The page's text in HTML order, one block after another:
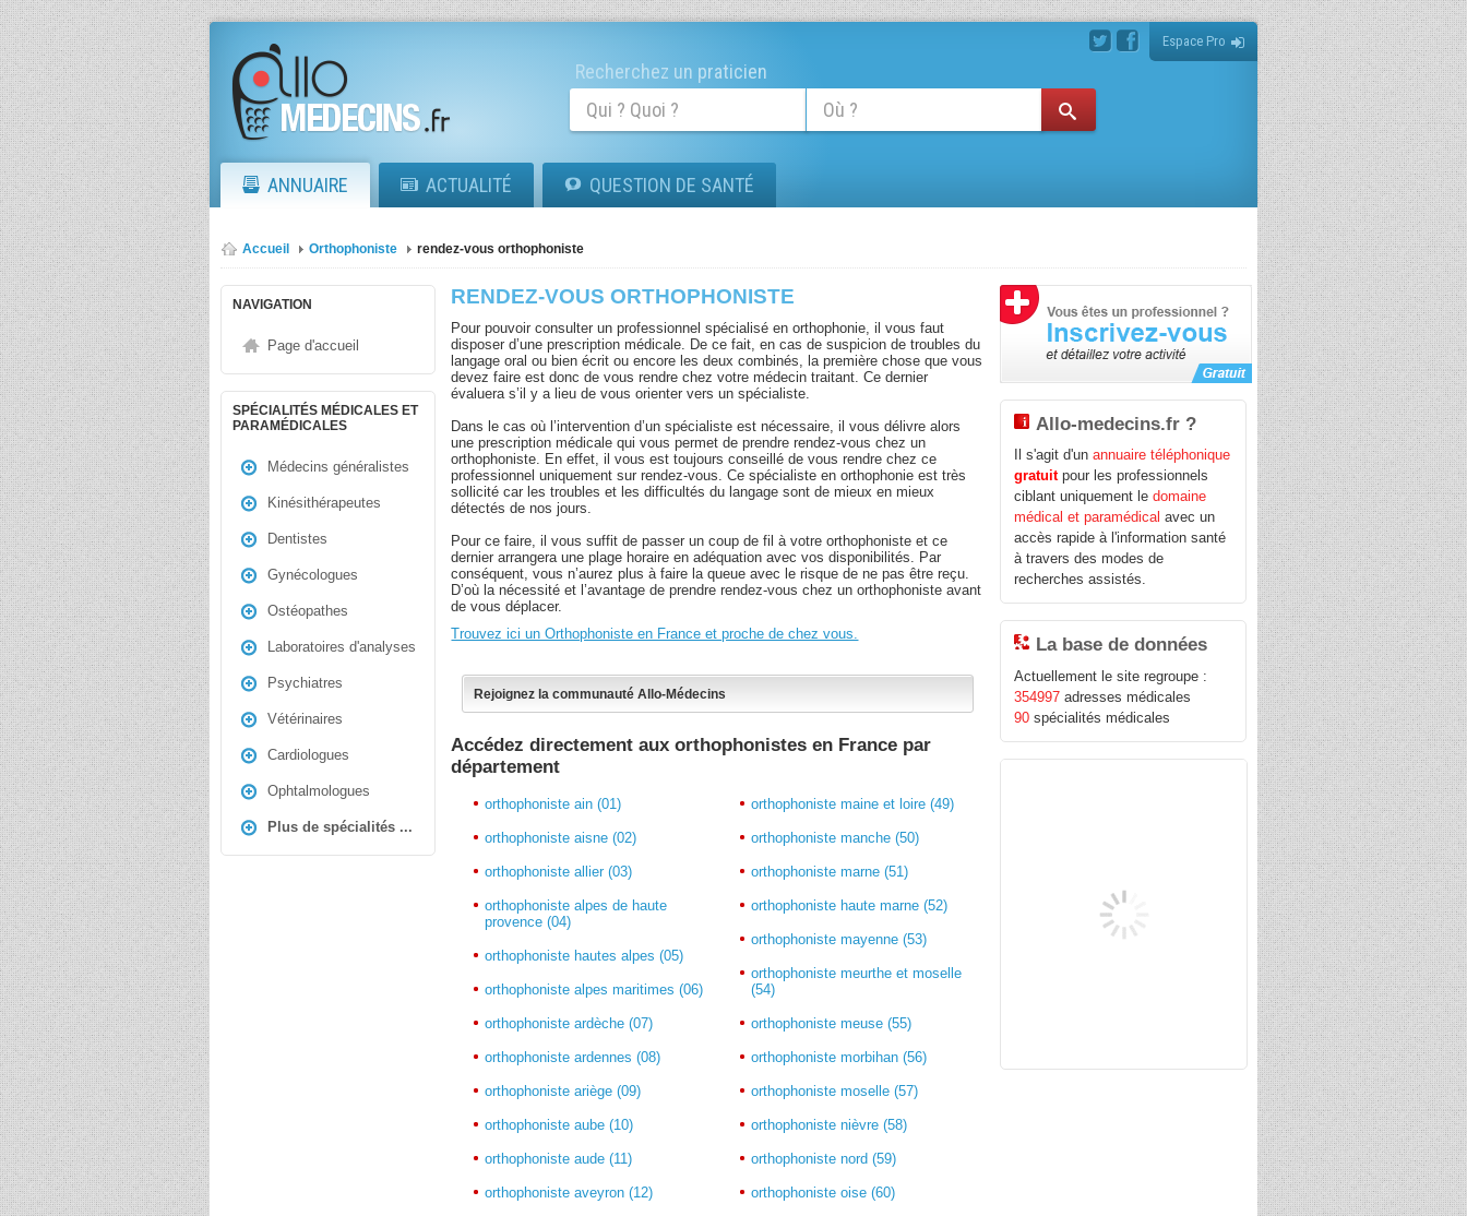
Espace Pro
Recherchez un praticien
ANNUAIRE ACTUALITÉ QUESTION DE SANTÉ
Accueil Orthophoniste rendez-vous orthophoniste
NAVIGATION
Page d'accueil
SPÉCIALITÉS MÉDICALES ET
PARAMÉDICALES
Médecins généralistes
Kinésithérapeutes
Dentistes
Gynécologues
Ostéopathes
Laboratoires d'analyses
Psychiatres
Vétérinaires
Cardiologues
Ophtalmologues
Plus de spécialités ...
RENDEZ-VOUS ORTHOPHONISTE
Pour pouvoir consulter un professionnel spécialisé en orthophonie, il vous faut
disposer d’une prescription médicale. De ce fait, en cas de suspicion de troubles du
langage oral ou bien écrit ou encore les deux combinés, la première chose que vous
devez faire est donc de vous rendre chez votre médecin traitant. Ce dernier
évaluera s’il y a lieu de vous orienter vers un spécialiste.
Dans le cas où l’intervention d’un spécialiste est nécessaire, il vous délivre alors
une prescription médicale qui vous permet de prendre rendez-vous chez un
orthophoniste. En effet, il vous est toujours conseillé de vous rendre chez ce
professionnel uniquement sur rendez-vous. Ce spécialiste en orthophonie est très
sollicité car les troubles et les difficultés du langage sont de mieux en mieux
détectés de nos jours.
Pour ce faire, il vous suffit de passer un coup de fil à votre orthophoniste et ce
dernier arrangera une plage horaire en adéquation avec vos disponibilités. Par
conséquent, vous n’aurez plus à faire la queue avec le risque de ne pas être reçu.
D’où la nécessité et l’avantage de prendre rendez-vous chez un orthophoniste avant
de vous déplacer.
Trouvez ici un Orthophoniste en France et proche de chez vous.
Rejoignez la communauté Allo-Médecins
Accédez directement aux orthophonistes en France par
département
orthophoniste ain (01)
orthophoniste aisne (02)
orthophoniste allier (03)
orthophoniste alpes de haute
provence (04)
orthophoniste hautes alpes (05)
orthophoniste alpes maritimes (06)
orthophoniste ardèche (07)
orthophoniste ardennes (08)
orthophoniste ariège (09)
orthophoniste aube (10)
orthophoniste aude (11)
orthophoniste aveyron (12)
orthophoniste maine et loire (49)
orthophoniste manche (50)
orthophoniste marne (51)
orthophoniste haute marne (52)
orthophoniste mayenne (53)
orthophoniste meurthe et moselle
(54)
orthophoniste meuse (55)
orthophoniste morbihan (56)
orthophoniste moselle (57)
orthophoniste nièvre (58)
orthophoniste nord (59)
orthophoniste oise (60)
Allo-medecins.fr ?
Il s'agit d'unannuaire téléphonique
gratuitpour les professionnels
ciblant uniquement ledomaine
médical et paramédical avec un
accès rapide à l'information santé
à travers des modes de
recherches assistés.
La base de données
Actuellement le site regroupe :
354997 adresses médicales
90 spécialités médicales